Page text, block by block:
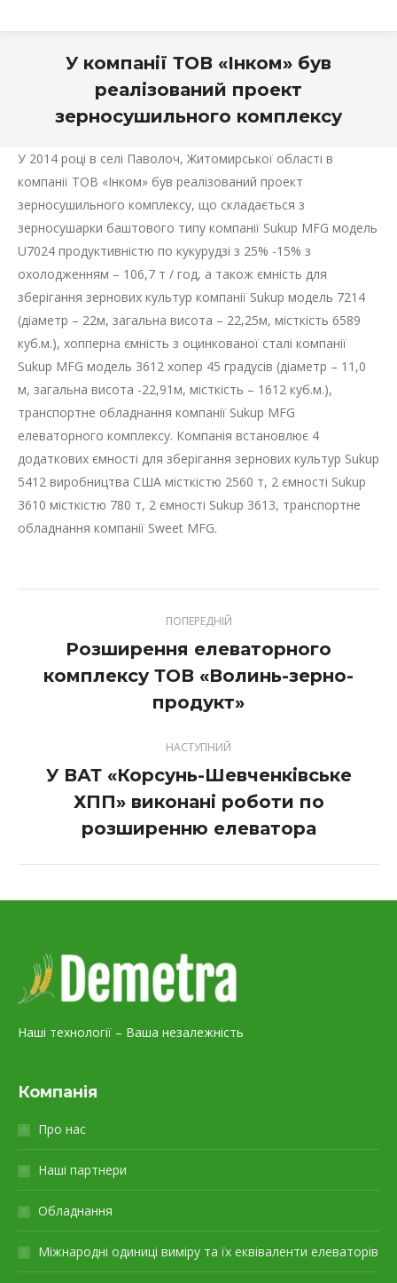
У компанії ТОВ «Інком» був
реалізований проект
зерносушильного комплексу
У 2014 році в селі Паволоч, Житомирської області в
компанії ТОВ «Інком» був реалізований проект
зерносушильного комплексу, що складається з
зерносушарки баштового типу компанії Sukup MFG модель
U7024 продуктивністю по кукурудзі з 25% -15% з
охолодженням – 106,7 т / год, а також ємність для
зберігання зернових культур компанії Sukup модель 7214
(діаметр – 22м, загальна висота – 22,25м, місткість 6589
куб.м.), хопперна ємність з оцинкованої сталі компанії
Sukup MFG модель 3612 хопер 45 градусів (діаметр – 11,0
м, загальна висота -22,91м, місткість – 1612 куб.м.),
транспортне обладнання компанії Sukup MFG
елеваторного комплексу. Компанія встановлює 4
додаткових ємності для зберігання зернових культур Sukup
5412 виробництва США місткістю 2560 т, 2 ємності Sukup
3610 місткістю 780 т, 2 ємності Sukup 3613, транспортне
обладнання компанії Sweet MFG.
ПОПЕРЕДНІЙ
Previous
project:
Розширення елеваторного
комплексу ТОВ «Волинь-зерно-
продукт»
НАСТУПНИЙ
Next
project:
У ВАТ «Корсунь-Шевченківське
ХПП» виконані роботи по
розширенню елеватора
Наші технології – Ваша незалежність
Компанія
Про нас
Наші партнери
Обладнання
Міжнародні одиниці виміру та їх еквіваленти елеваторів